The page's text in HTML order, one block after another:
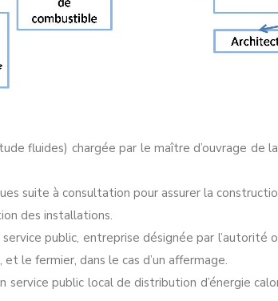
fluides) chargée par le maître d’ouvrage
suite à consultation pour assurer la
des installations.
public, entreprise désignée par l’autorité
le fermier, dans le cas d’un affermage.
service public local de distribution d’énergie